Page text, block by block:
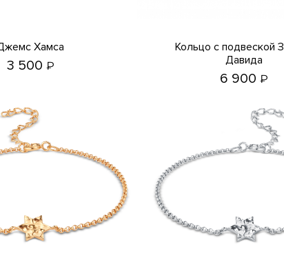
Джемс Хамса
3 500 ₽
Кольцо с подвеской Звезда
Давида
6 900 ₽